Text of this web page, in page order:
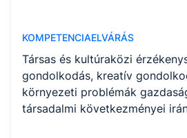
KOMPETENCIAELVÁRÁS
Társas és kultúraközi
gondolkodás, kreatív
környezeti problémák
társadalmi következményei